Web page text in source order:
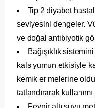
Tip 2 diyabet
seviyesini dengeler.
ve doğal antibiyotik
Bağışıklık
kalsiyumun etkisiyle
kemik erimelerine
tatlandırarak